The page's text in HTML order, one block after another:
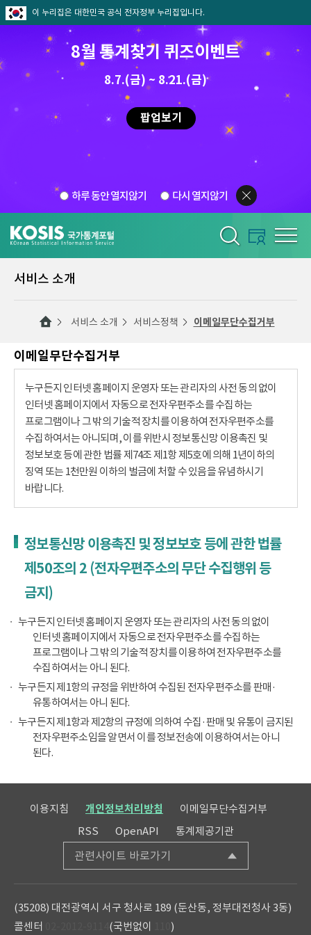
이 누리집은 대한민국 공식 전자정부 누리집입니다.
8월 통계찾기 퀴즈이벤트
8.7.(금) ~ 8.21.(금)
팝업보기
하루 동안 열지않기 다시 열지않기
서비스 소개
서비스 소개 서비스정책 이메일무단수집거부
이메일무단수집거부
누구든지 인터넷 홈페이지 운영자 또는 관리자의 사전 동의 없이
인터넷 홈페이지에서 자동으로 전자우편주소를 수집하는
프로그램이나 그 밖의 기술적 장치를 이용하여 전자우편주소를
수집하여서는 아니되며, 이를 위반시 정보통신망 이용촉진 및
정보보호 등에 관한 법률 제74조 제1항 제5호에 의해 1년이하의
징역 또는 1천만원 이하의 벌금에 처할 수 있음을 유념하시기
바랍니다.
정보통신망 이용촉진 및 정보보호 등에 관한 법률
제50조의 2 (전자우편주소의 무단 수집행위 등
금지)
누구든지 인터넷 홈페이지 운영자 또는 관리자의 사전 동의 없이
인터넷 홈페이지에서 자동으로 전자우편주소를 수집하는
프로그램이나 그 밖의 기술적 장치를 이용하여 전자우편주소를
수집하여서는 아니 된다.
누구든지 제1항의 규정을 위반하여 수집된 전자우편주소를 판매·
유통하여서는 아니 된다.
누구든지 제1항과 제2항의 규정에 의하여 수집·판매 및 유통이 금지된
전자우편주소임을 알면서 이를 정보전송에 이용하여서는 아니
된다.
이용지침 개인정보처리방침
이메일무단수집거부
RSS
OpenAPI 통계제공기관
관련사이트 바로가기
(35208) 대전광역시 서구 청사로 189 (둔산동, 정부대전청사 3동)
콜센터
(국번없이 )